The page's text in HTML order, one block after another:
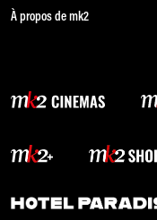
À propos de mk2